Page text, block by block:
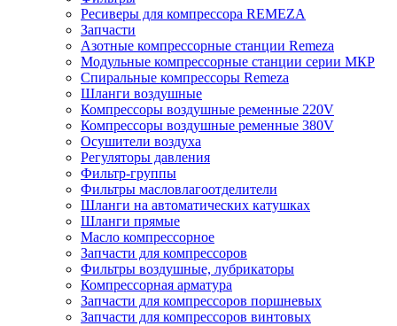
Ресиверы для компрессора REMEZA
Запчасти
Азотные компрессорные станции Remeza
Модульные компрессорные станции серии МКР
Спиральные компрессоры Remeza
Шланги воздушные
Компрессоры воздушные ременные 220V
Компрессоры воздушные ременные 380V
Осушители воздуха
Регуляторы давления
Фильтр-группы
Фильтры масловлагоотделители
Шланги на автоматических катушках
Шланги прямые
Масло компрессорное
Запчасти для компрессоров
Фильтры воздушные, лубрикаторы
Компрессорная арматура
Запчасти для компрессоров поршневых
Запчасти для компрессоров винтовых